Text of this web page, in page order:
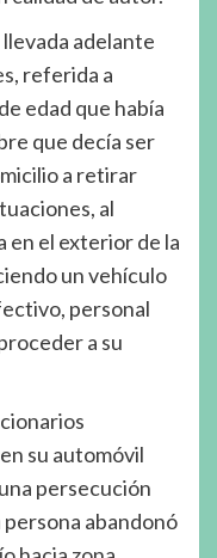
adelante
referida a
edad que había
que decía ser
a retirar
al
en el exterior de la
un vehículo
personal
a su
su automóvil
persecución
persona abandonó